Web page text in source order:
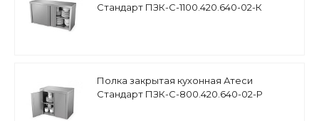
Стандарт ПЗК-С-1100.420.640-02-К
Полка закрытая кухонная Атеси
Стандарт ПЗК-С-800.420.640-02-Р